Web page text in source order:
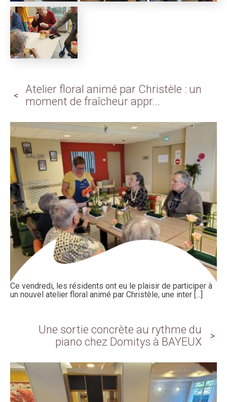
Atelier floral animé par Christèle : un
moment de fraîcheur appr...
Ce vendredi, les résidents ont eu le plaisir de participer à
un nouvel atelier floral animé par Christèle, une inter [...]
Une sortie concrète au rythme du
piano chez Domitys à BAYEUX